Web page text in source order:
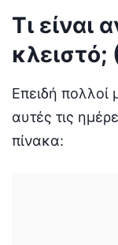
Τι είναι
κλειστό;
Επειδή πολλοί
αυτές τις
πίνακα: